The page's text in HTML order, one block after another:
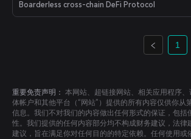
Boarderless cross-chain DeFi Protocol
1
重要免责声明： 本网站、超链接网站、相关应用程序
体帐户和其他平台（“网站”）提供的所有内容仅供你从
信息。我们不对我们的内容做出任何形式的保证，包括
性。我们提供的任何内容部分均不构成财务建议，法律
建议，旨在满足你对任何目的的特定依赖。任何使用或